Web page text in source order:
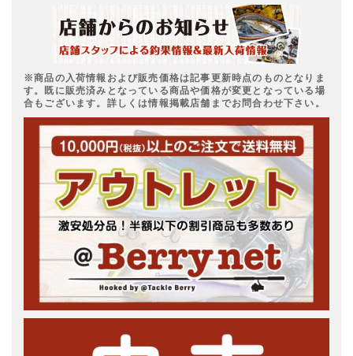
※商品の入荷情報および販売価格は記事更新時点のものとなりま
す。既に販売済みとなっている商品や価格が変更となっている場
合もございます。詳しくは情報掲載店舗までお問合わせ下さい。